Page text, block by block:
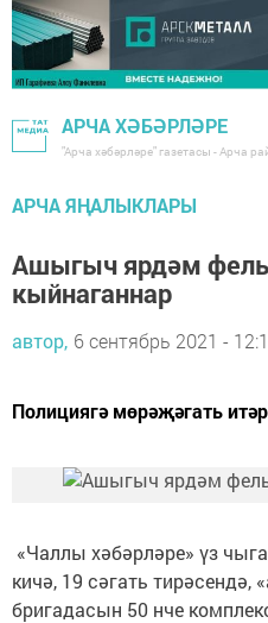
АРЧА ХӘБӘРЛӘРЕ
"Арча хәбәрләре" газетасы - Арча
АРЧА ЯҢАЛЫКЛАРЫ
Ашыгыч ярдәм
кыйнаганнар
автор, 6 сентябрь 2021 -
Полициягә мөрәҗәгать
«Чаллы хәбәрләре» үз
кичә, 19 сәгать
бригадасын 50 нче